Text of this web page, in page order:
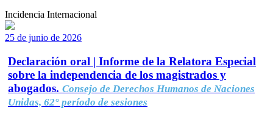
Incidencia Internacional
25 de junio de 2026
Declaración oral | Informe de la Relatora Especial
sobre la independencia de los magistrados y
abogados. Consejo de Derechos Humanos de Naciones
Unidas, 62° período de sesiones